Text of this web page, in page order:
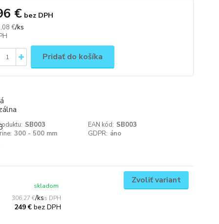
€/ks
€ bez DPH
Pridať do košíka
SB003 EAN kód: SB003
300 - 500 mm GDPR: áno
306,27 €/ks
249 €bez DPH
skladom
Zvoliť variant